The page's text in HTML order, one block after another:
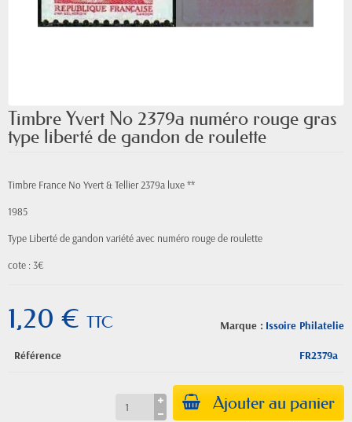
Timbre Yvert No 2379a numéro rouge gras
type liberté de gandon de roulette
Timbre France No Yvert & Tellier 2379a luxe **
1985
Type Liberté de gandon variété avec numéro rouge de roulette
cote : 3€
Marque : Issoire Philatelie
1,20 € TTC
Référence FR2379a
Ajouter au panier